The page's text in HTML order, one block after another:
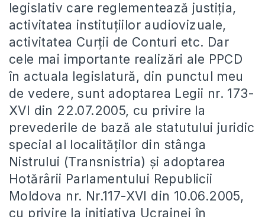
legislativ care reglementează justiţia,
activitatea instituţiilor audiovizuale,
activitatea Curţii de Conturi etc. Dar
cele mai importante realizări ale PPCD
în actuala legislatură, din punctul meu
de vedere, sunt adoptarea Legii nr. 173-
XVI din 22.07.2005, cu privire la
prevederile de bază ale statutului juridic
special al localităţilor din stânga
Nistrului (Transnistria) şi adoptarea
Hotărârii Parlamentului Republicii
Moldova nr. Nr.117-XVI din 10.06.2005,
cu privire la iniţiativa Ucrainei în